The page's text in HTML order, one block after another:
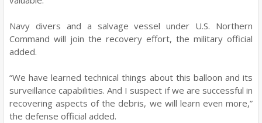
Navy divers and a salvage vessel under U.S. Northern
Command will join the recovery effort, the military official
added.
“We have learned technical things about this balloon and its
surveillance capabilities. And I suspect if we are successful in
recovering aspects of the debris, we will learn even more,”
the defense official added.